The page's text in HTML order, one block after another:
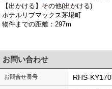
【出かける】その他(出かける)
ホテルリブマックス茅場町
物件までの距離：297m
お問い合わせ
お問合せ番号 RHS-